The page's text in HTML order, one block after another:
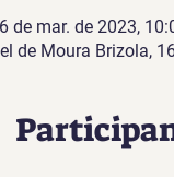
de mar. de 2023,
de Moura Brizola,